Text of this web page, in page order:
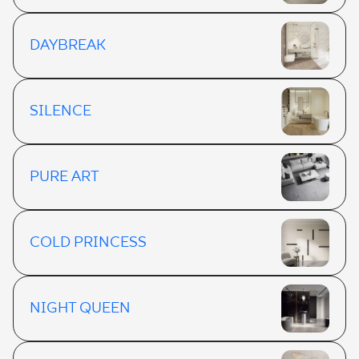
DAYBREAK
SILENCE
PURE ART
COLD PRINCESS
NIGHT QUEEN